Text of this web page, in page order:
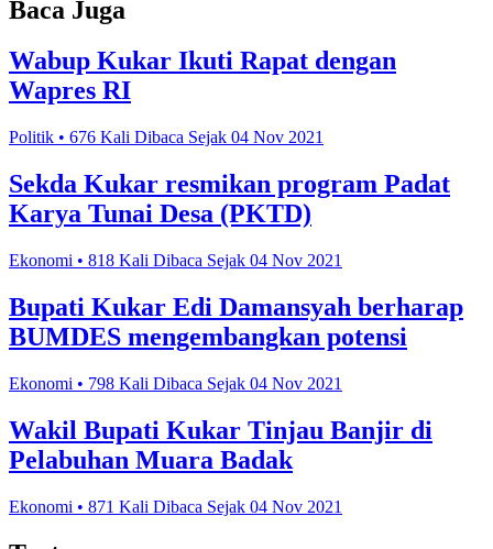
Baca Juga
Wabup Kukar Ikuti Rapat dengan
Wapres RI
Politik • 676 Kali Dibaca Sejak 04 Nov 2021
Sekda Kukar resmikan program Padat
Karya Tunai Desa (PKTD)
Ekonomi • 818 Kali Dibaca Sejak 04 Nov 2021
Bupati Kukar Edi Damansyah berharap
BUMDES mengembangkan potensi
Ekonomi • 798 Kali Dibaca Sejak 04 Nov 2021
Wakil Bupati Kukar Tinjau Banjir di
Pelabuhan Muara Badak
Ekonomi • 871 Kali Dibaca Sejak 04 Nov 2021